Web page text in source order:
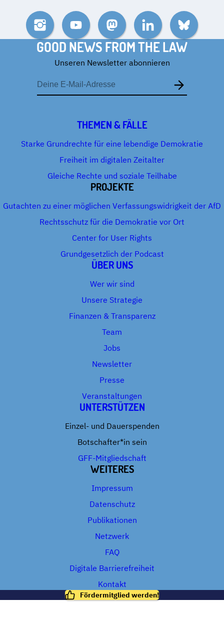
InstagramYouTube MastodonLinkedIn Bluesky
GOOD NEWS FROM THE LAW
Unseren Newsletter abonnieren
E-
Mail-
Adresse
THEMEN & FÄLLE
Starke Grundrechte für eine lebendige Demokratie
Freiheit im digitalen Zeitalter
Gleiche Rechte und soziale Teilhabe
PROJEKTE
Gutachten zu einer möglichen Verfassungswidrigkeit der AfD
Rechtsschutz für die Demokratie vor Ort
Center for User Rights
Grundgesetzlich der Podcast
ÜBER UNS
Wer wir sind
Unsere Strategie
Finanzen & Transparenz
Team
Jobs
Newsletter
Presse
Veranstaltungen
UNTERSTÜTZEN
Einzel- und Dauerspenden
Botschafter*in sein
GFF-Mitgliedschaft
WEITERES
Impressum
Datenschutz
Publikationen
Netzwerk
FAQ
Digitale Barrierefreiheit
Kontakt
Fördermitglied werden!